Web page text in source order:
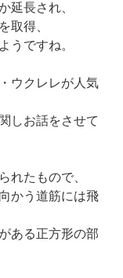
延長され、
取得、
うですね。
ウクレレが人気
しお話をさせて
れたもので、
かう道筋には飛
ある正方形の部